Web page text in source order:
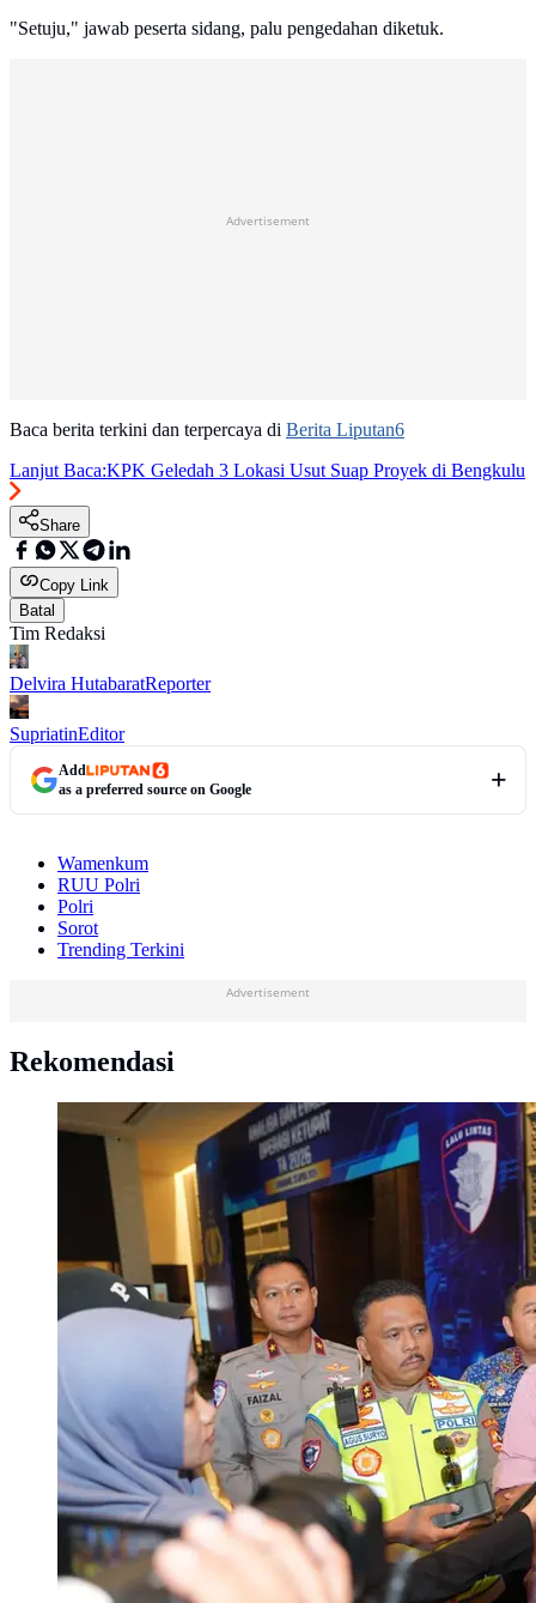
"Setuju," jawab peserta sidang, palu pengedahan diketuk.
Advertisement
Baca berita terkini dan terpercaya di Berita Liputan6
Lanjut Baca:KPK Geledah 3 Lokasi Usut Suap Proyek di Bengkulu
Share
Copy Link
Batal
Tim Redaksi
Delvira HutabaratReporter
SupriatinEditor
Add
as a preferred source on Google
Wamenkum
RUU Polri
Polri
Sorot
Trending Terkini
Advertisement
Rekomendasi